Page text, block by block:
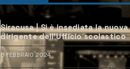
Siracusa | Si è insediata la nuova
dirigente dell’Ufficio scolastico
6 FEBBRAIO 2024